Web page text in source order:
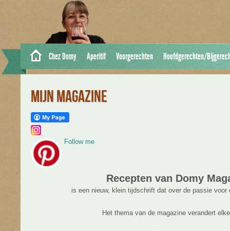
Chez Domy Aperitif Voorgerechten Hoofdgerechten/
MIJN MAGAZINE
Follow me
Recepten van Domy
is een nieuw, klein tijdschrift dat over de passie voor
Het thema van de magazine verandert